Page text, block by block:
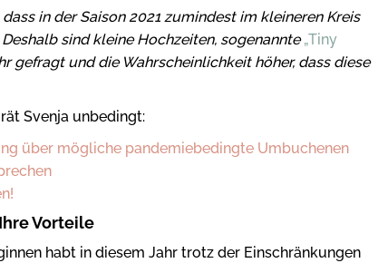
in der Saison 2021 zumindest im kleineren Kreis
sind kleine Hochzeiten, sogenannte„Tiny
gefragt und die Wahrscheinlichkeit höher, dass diese
Svenja unbedingt:
über mögliche pandemiebedingte Umbuchenen
Vorteile
habt in diesem Jahr trotz der Einschränkungen